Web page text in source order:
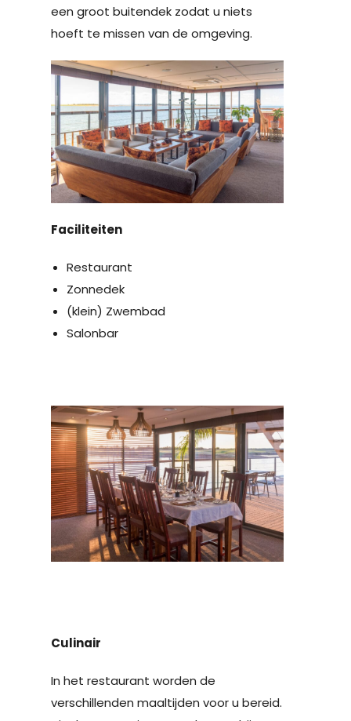
een groot buitendek zodat u niets
hoeft te missen van de omgeving.
Faciliteiten
Restaurant
Zonnedek
(klein) Zwembad
Salonbar
Culinair
In het restaurant worden de
verschillenden maaltijden voor u bereid.